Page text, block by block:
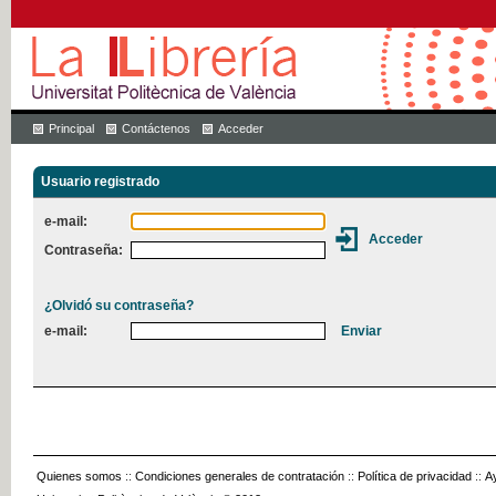
Principal Contáctenos Acceder
Usuario registrado
e-mail:
Contraseña:
¿Olvidó su contraseña?
e-mail:
Quienes somos :: Condiciones generales de contratación :: Política de privacidad ::